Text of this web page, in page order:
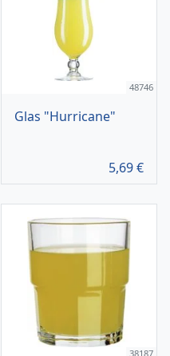
48746
Glas "Hurricane"
5,69€
38187